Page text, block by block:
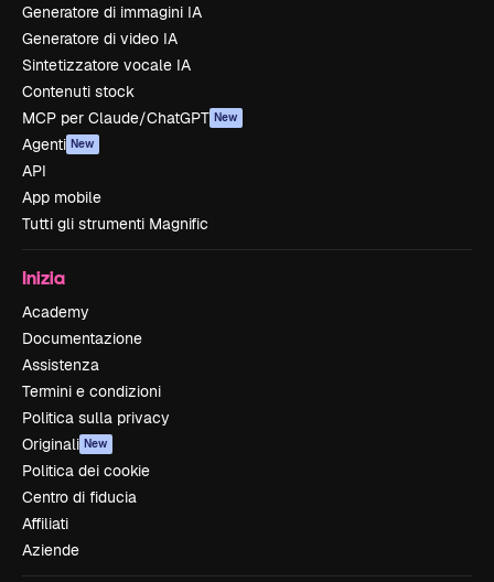
Generatore di immagini IA
Generatore di video IA
Sintetizzatore vocale IA
Contenuti stock
MCP per Claude/ChatGPT New
Agenti New
API
App mobile
Tutti gli strumenti Magnific
Inizia
Academy
Documentazione
Assistenza
Termini e condizioni
Politica sulla privacy
Originali New
Politica dei cookie
Centro di fiducia
Affiliati
Aziende